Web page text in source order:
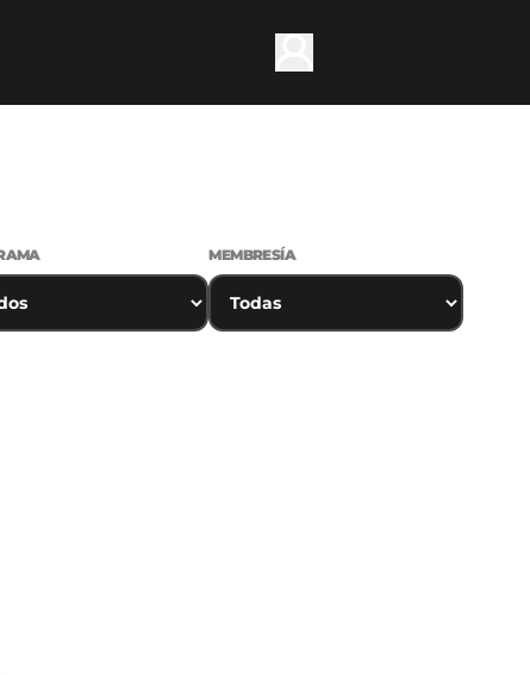
MEMBRESÍA